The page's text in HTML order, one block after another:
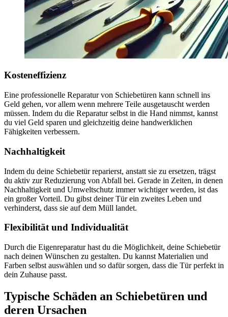
Kosteneffizienz
Eine professionelle Reparatur von Schiebetüren kann schnell ins
Geld gehen, vor allem wenn mehrere Teile ausgetauscht werden
müssen. Indem du die Reparatur selbst in die Hand nimmst, kannst
du viel Geld sparen und gleichzeitig deine handwerklichen
Fähigkeiten verbessern.
Nachhaltigkeit
Indem du deine Schiebetür reparierst, anstatt sie zu ersetzen, trägst
du aktiv zur Reduzierung von Abfall bei. Gerade in Zeiten, in denen
Nachhaltigkeit und Umweltschutz immer wichtiger werden, ist das
ein großer Vorteil. Du gibst deiner Tür ein zweites Leben und
verhinderst, dass sie auf dem Müll landet.
Flexibilität und Individualität
Durch die Eigenreparatur hast du die Möglichkeit, deine Schiebetür
nach deinen Wünschen zu gestalten. Du kannst Materialien und
Farben selbst auswählen und so dafür sorgen, dass die Tür perfekt in
dein Zuhause passt.
Typische Schäden an Schiebetüren und
deren Ursachen